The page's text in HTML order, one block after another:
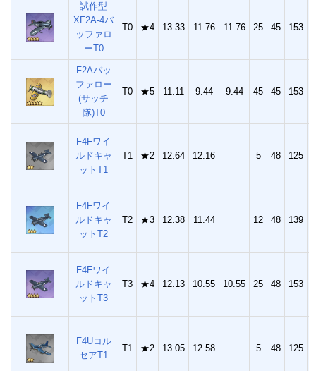
試作型
XF2A-4バ
ッファロ
ーT0
T0 ★4 13.33 11.76 11.76 25 45 153
F2Aバッ
ファロー
(サッチ
隊)T0
T0 ★5 11.11 9.44 9.44 45 45 153
F4Fワイ
ルドキャ
ットT1
T1 ★2 12.64 12.16 5 48 125
F4Fワイ
ルドキャ
ットT2
T2 ★3 12.38 11.44 12 48 139
F4Fワイ
ルドキャ
ットT3
T3 ★4 12.13 10.55 10.55 25 48 153
F4Uコル
セアT1
T1 ★2 13.05 12.58 5 48 125